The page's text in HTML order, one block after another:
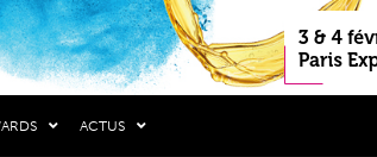
ACTUS